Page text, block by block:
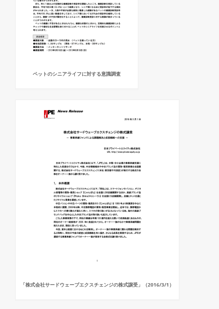
ペットのシニアライフに対する意識調査
「株式会社サードウェーブエクスチェンジの株式譲受」（2016/3/1）